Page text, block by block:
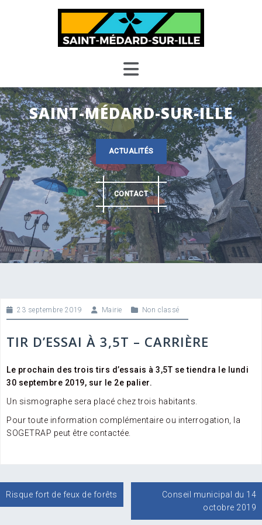
SAINT-MÉDARD-SUR-ILLE
ACTUALITÉS
CONTACT
23 septembre 2019 Mairie Non classé
TIR D’ESSAI À 3,5T – CARRIÈRE
Le prochain des trois tirs d’essais à 3,5T se tiendra le lundi
30 septembre 2019, sur le 2e palier.
Un sismographe sera placé chez trois habitants.
Pour toute information complémentaire ou interrogation, la
SOGETRAP peut être contactée.
Navigation
de
Risque fort de feux de forêts
Conseil municipal du 14
octobre 2019